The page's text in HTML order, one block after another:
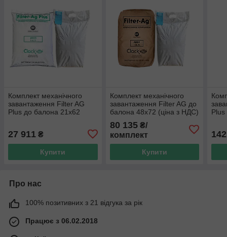
Комплект механічного
завантаження Filter AG
Plus до балона 21х62
27 911 ₴
Купити
Комплект механічного
завантаження Filter AG до
балона 48х72 (ціна з НДС)
80 135₴/
комплект
Купити
Про нас
100% позитивних з 21 відгука за рік
Працює з 06.02.2018